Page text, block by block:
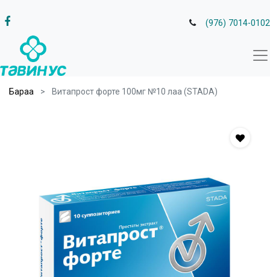
(976) 7014-0102
Бараа Витапрост форте 100мг №10 лаа (STADA)